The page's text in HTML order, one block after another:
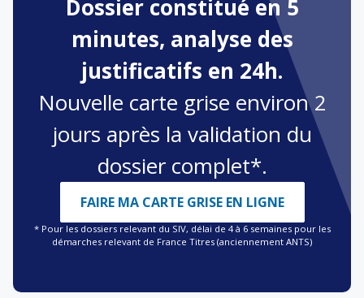
Dossier constitué en 5
minutes, analyse des
justificatifs en 24h.
Nouvelle carte grise environ 2
jours après la validation du
dossier complet*.
FAIRE MA CARTE GRISE EN LIGNE
* Pour les dossiers relevant du SIV, délai de 4 à 6 semaines pour les
démarches relevant de France Titres (anciennement ANTS)